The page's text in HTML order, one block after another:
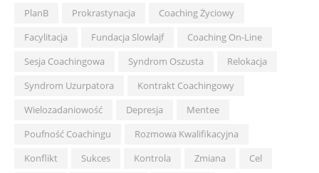
PlanB
Prokrastynacja
Coaching Życiowy
Facylitacja
Fundacja Slowlajf
Coaching On-Line
Sesja Coachingowa
Syndrom Oszusta
Relokacja
Syndrom Uzurpatora
Kontrakt Coachingowy
Wielozadaniowość
Depresja
Mentee
Poufność Coachingu
Rozmowa Kwalifikacyjna
Konflikt
Sukces Kontrola Zmiana
Cel